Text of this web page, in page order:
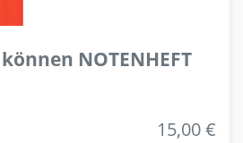
NOTENHEFT
15,00 €